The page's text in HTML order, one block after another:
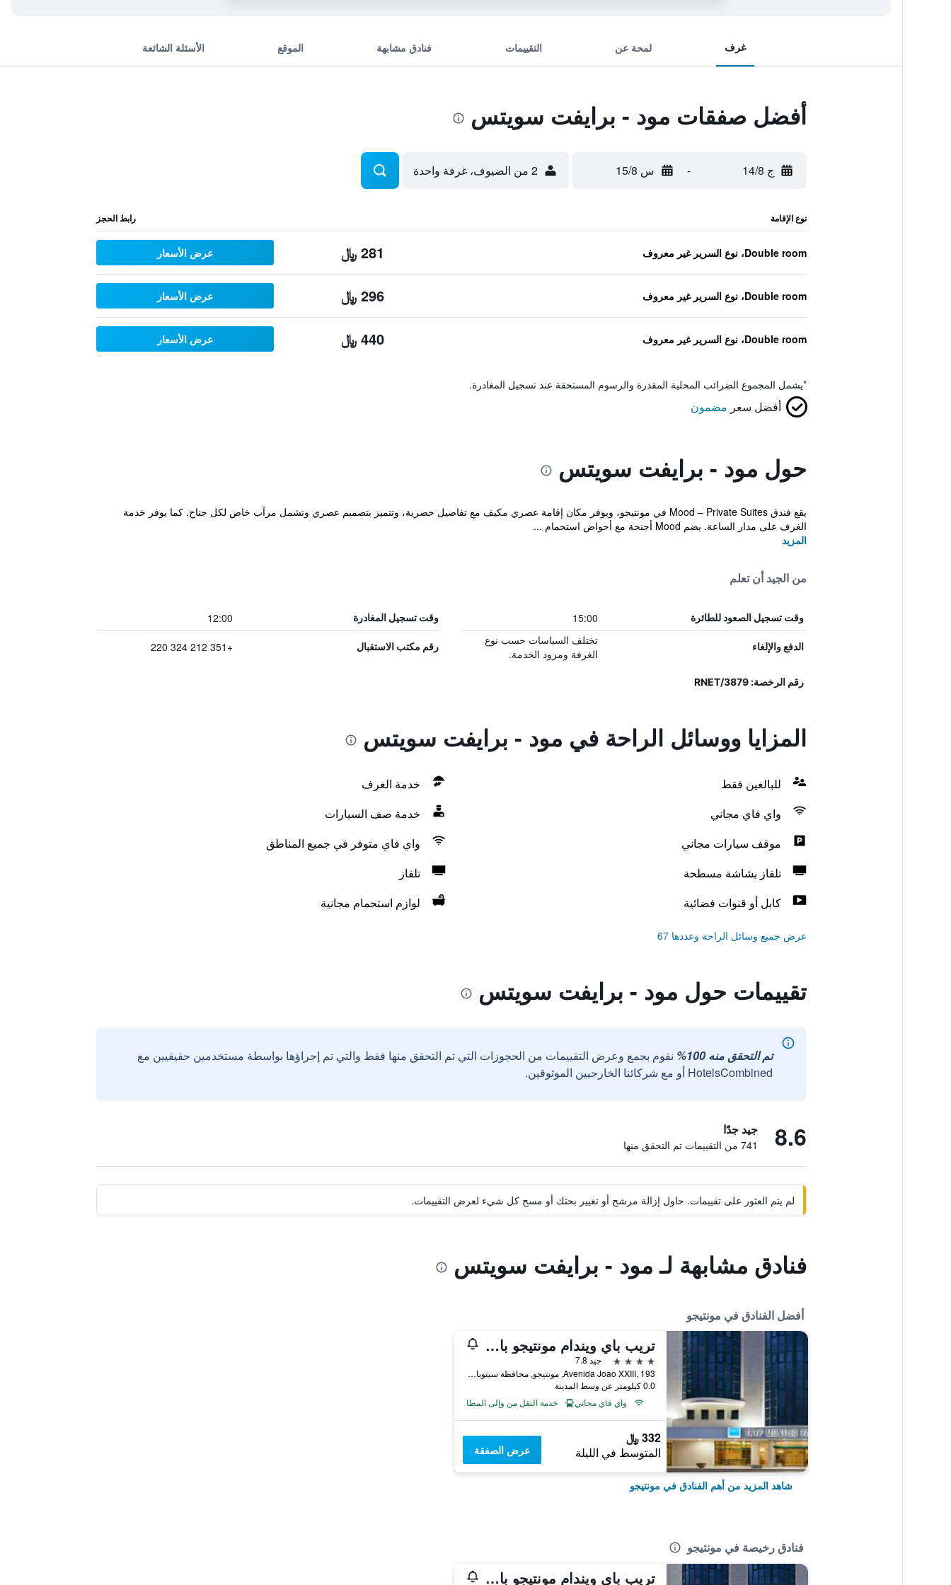
غرف لمحة عن التقييمات فنادق مشابهة الموقع الأسئلة الشائعة
أفضل صفقات مود - برايفت سويتس
ج 14/8 - س 15/8 2 من الضيوف، غرفة واحدة
نوع الإقامة رابط الحجز
Double room، نوع السرير غير معروف 281 ﷼ عرض الأسعار
Double room، نوع السرير غير معروف 296 ﷼ عرض الأسعار
Double room، نوع السرير غير معروف 440 ﷼ عرض الأسعار
*يشمل المجموع الضرائب المحلية المقدرة والرسوم المستحقة عند تسجيل المغادرة.
أفضل سعر مضمون
حول مود - برايفت سويتس
يقع فندق Mood – Private Suites في مونتيجو، ويوفر مكان إقامة عصري مكيف مع تفاصيل حصرية، وتتميز بتصميم عصري وتشمل مرآب خاص لكل جناح. كما يوفر خدمة
الغرف على مدار الساعة. يضم Mood أجنحة مع أحواض استحمام ...
المزيد
من الجيد أن تعلم
وقت تسجيل الصعود للطائرة 15:00 وقت تسجيل المغادرة 12:00
الدفع والإلغاء
تختلف السياسات حسب نوع
الغرفة ومزود الخدمة.
رقم مكتب الاستقبال +351 212 324 220
رقم الرخصة: 3879/RNET
المزايا ووسائل الراحة في مود - برايفت سويتس
للبالغين فقط
خدمة الغرف
واي فاي مجاني
خدمة صف السيارات
موقف سيارات مجاني
واي فاي متوفر في جميع المناطق
تلفاز بشاشة مسطحة
تلفاز
كابل أو قنوات فضائية
لوازم استحمام مجانية
عرض جميع وسائل الراحة وعددها 67
تقييمات حول مود - برايفت سويتس
تم التحقق منه 100%
نقوم بجمع وعرض التقييمات من الحجوزات التي تم التحقق منها فقط والتي تم إجراؤها بواسطة مستخدمين حقيقيين مع
HotelsCombined أو مع شركائنا الخارجيين الموثوقين.
8.6 جيد جدًا
741 من التقييمات تم التحقق منها
لم يتم العثور على تقييمات. حاول إزالة مرشح أو تغيير بحثك أو مسح كل شيء لعرض التقييمات.
فنادق مشابهة لـ مود - برايفت سويتس
أفضل الفنادق في مونتيجو
تريب باي ويندام مونتيجو بارك هوتل
4 نجوم
جيد 7.8
Avenida Joao XXIII, 193, مونتيجو, محافظة سيتوبال, البرتغال
0.0 كيلومتر عن وسط المدينة
واي فاي مجاني
خدمة النقل من وإلى المطار
332 ﷼
المتوسط في الليلة عرض الصفقة
شاهد المزيد من أهم الفنادق في مونتيجو
فنادق رخيصة في مونتيجو
تريب باي ويندام مونتيجو بارك هوتل